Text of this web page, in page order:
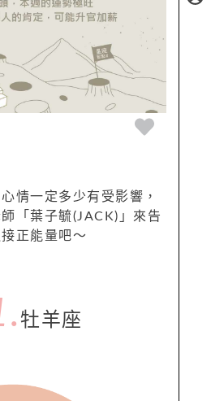
情一定多少有受影響，
「葉子毓(JACK)」來告
正能量吧～
牡羊座